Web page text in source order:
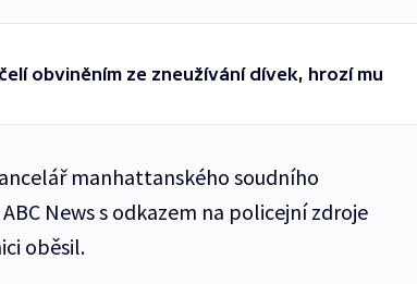
obviněním ze zneužívání dívek, hrozí mu
manhattanského soudního
News s odkazem na policejní zdroje
oběsil.